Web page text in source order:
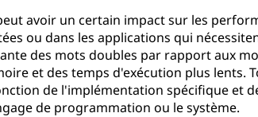
avoir un certain impact sur les
ou dans les applications qui
des mots doubles par rapport aux
et des temps d'exécution plus lents.
de l'implémentation spécifique et
de programmation ou le système.